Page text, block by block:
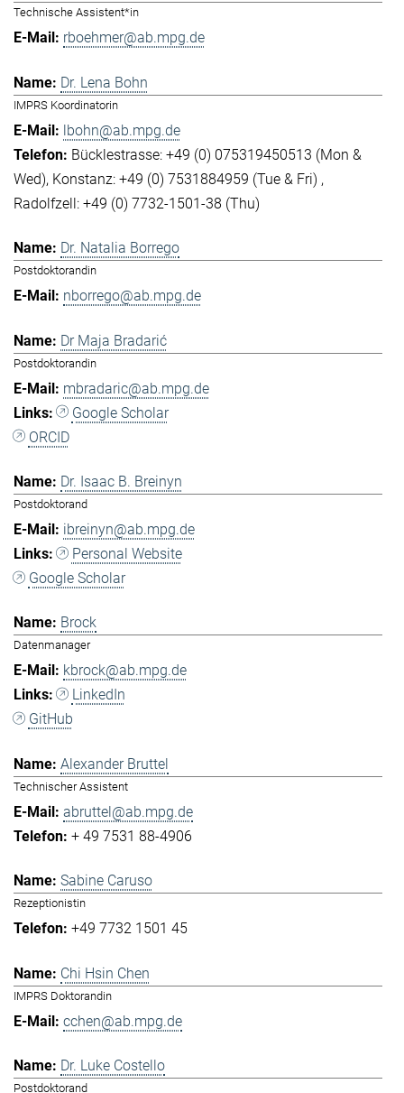
Technische Assistent*in
rboehmer@ab.mpg.de
Dr. Lena Bohn
IMPRS Koordinatorin
lbohn@ab.mpg.de
Bücklestrasse: +49 (0) 075319450513 (Mon &
Wed) Konstanz: +49 (0) 7531884959 (Tue & Fri)
Radolfzell: +49 (0) 7732-1501-38 (Thu)
Dr. Natalia Borrego
Postdoktorandin
nborrego@ab.mpg.de
Dr Maja Bradarić
Postdoktorandin
mbradaric@ab.mpg.de
Google Scholar
ORCID
Dr. Isaac B. Breinyn
Postdoktorand
ibreinyn@ab.mpg.de
Personal Website
Google Scholar
Brock
Datenmanager
kbrock@ab.mpg.de
LinkedIn
GitHub
Alexander Bruttel
Technischer Assistent
abruttel@ab.mpg.de
+ 49 7531 88-4906
Sabine Caruso
Rezeptionistin
+49 7732 1501 45
Chi Hsin Chen
IMPRS Doktorandin
cchen@ab.mpg.de
Dr. Luke Costello
Postdoktorand